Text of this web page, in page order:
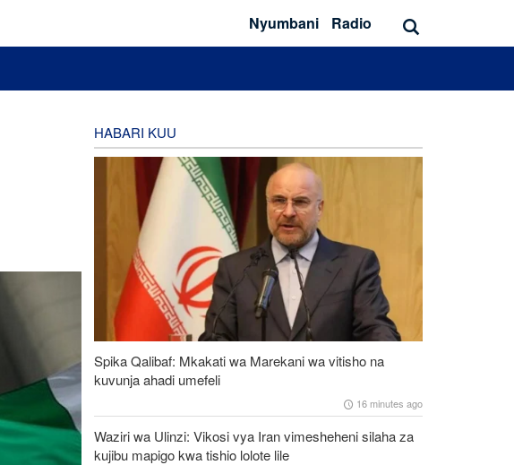
Nyumbani Radio
HABARI KUU
Spika Qalibaf: Mkakati wa Marekani wa vitisho na
kuvunja ahadi umefeli
16 minutes ago
Waziri wa Ulinzi: Vikosi vya Iran vimesheheni silaha za
kujibu mapigo kwa tishio lolote lile